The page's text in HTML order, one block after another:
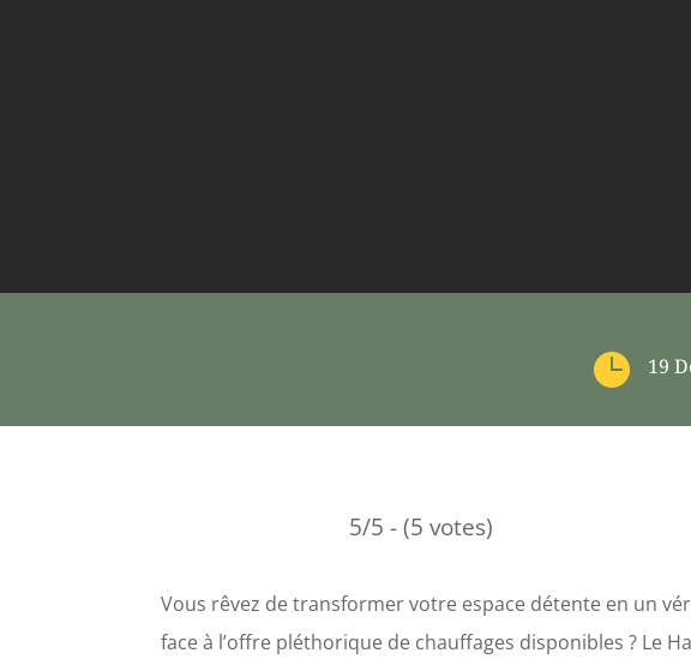
 19
5/5 - (5 votes)
Vous rêvez de transformer votre espace détente en un
face à l’offre pléthorique de chauffages disponibles ? Le